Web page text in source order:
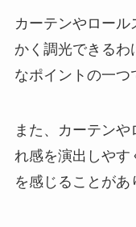
カーテンやロー
かく調光できるわ
なポイントの一つ
また、カーテン
れ感を演出しや
を感じることがあ